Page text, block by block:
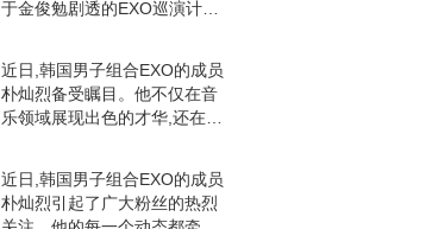
于金俊勉剧透的EXO巡演计划
勋。对于许多粉丝来说,吴世勋
的名字已经不
近日,韩国男子组合EXO的成员
朴灿烈备受瞩目。他不仅在音
乐领域展现出色的才华,还在个
魅力征服了无数粉丝的心。他
的形象阳光、积极向
近日,韩国男子组合EXO的成员
朴灿烈引起了广大粉丝的热烈